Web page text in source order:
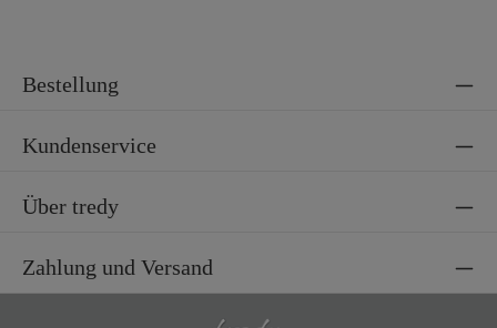
Bestellung
Kundenservice
Über tredy
Zahlung und Versand